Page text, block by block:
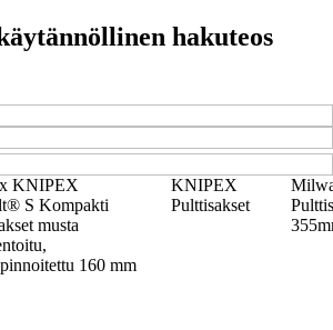
hakuteos
KNIPEX
S Kompakti
musta
160 mm
KNIPEX
Pulttisakset